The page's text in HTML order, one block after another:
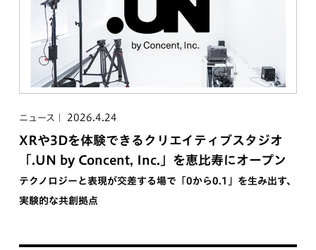
ニュース 2026.4.24
XRや3Dを体験できるクリエイティブスタジオ
「.UN by Concent, Inc.」を恵比寿にオープン
テクノロジーと表現が交差する場で「0から0.1」を生み出す、
実験的な共創拠点